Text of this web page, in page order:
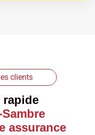
clients
assurance